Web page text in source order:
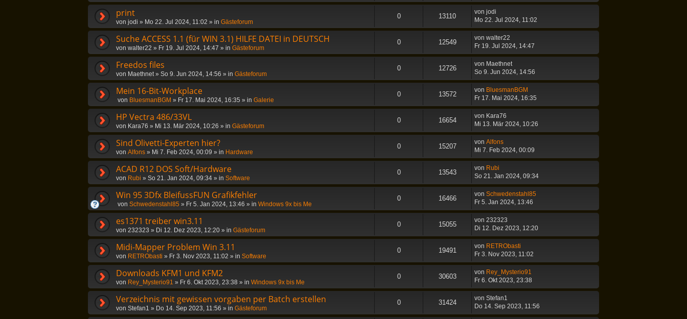
print
von jodi » Mo 22. Jul 2024, 11:02 » in Gästeforum
0 13110
von jodi
Mo 22. Jul 2024, 11:02
Suche ACCESS 1.1 (für WIN 3.1) HILFE DATEI in DEUTSCH
von walter22 » Fr 19. Jul 2024, 14:47 » in Gästeforum
0 12549
von walter22
Fr 19. Jul 2024, 14:47
Freedos files
von Maethnet» So 9. Jun 2024, 14:56 » in Gästeforum
0 12726
von Maethnet
So 9. Jun 2024, 14:56
Mein 16-Bit-Workplace
von BluesmanBGM » Fr 17. Mai 2024, 16:35 » in Galerie
0 13572
von BluesmanBGM
Fr 17. Mai 2024, 16:35
HP Vectra 486/33VL
von Kara76 » Mi 13. Mär 2024, 10:26 » in Gästeforum
0 16654
von Kara76
Mi 13. Mär 2024, 10:26
Sind Olivetti-Experten hier?
von Alfons » Mi 7. Feb 2024, 00:09 » in Hardware
0 15207
von Alfons
Mi 7. Feb 2024, 00:09
ACAD R12 DOS Soft/Hardware
von Rubi » So 21. Jan 2024, 09:34 » in Software
0 13543
von Rubi
So 21. Jan 2024, 09:34
Win 95 3Dfx BleifussFUN Grafikfehler
von Schwedenstahl85 » Fr 5. Jan 2024, 13:46 » in Windows 9x bis Me
0 16466
von Schwedenstahl85
Fr 5. Jan 2024, 13:46
es1371 treiber win3.11
von 232323 » Di 12. Dez 2023, 12:20 » in Gästeforum
0 15055
von 232323
Di 12. Dez 2023, 12:20
Midi-Mapper Problem Win 3.11
von RETRObasti » Fr 3. Nov 2023, 11:02 » in Software
0 19491
von RETRObasti
Fr 3. Nov 2023, 11:02
Downloads KFM1 und KFM2
von Rey_Mysterio91 » Fr 6. Okt 2023, 23:38 » in Windows 9x bis Me
0 30603
von Rey_Mysterio91
Fr 6. Okt 2023, 23:38
Verzeichnis mit gewissen vorgaben per Batch erstellen
von Stefan1 » Do 14. Sep 2023, 11:56 » in Gästeforum
0 31424
von Stefan1
Do 14. Sep 2023, 11:56